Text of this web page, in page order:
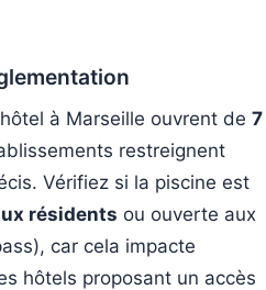
à Marseille ouvrent de 7
restreignent
Vérifiez si la piscine est
résidents ou ouverte aux
car cela impacte
hôtels proposant un accès